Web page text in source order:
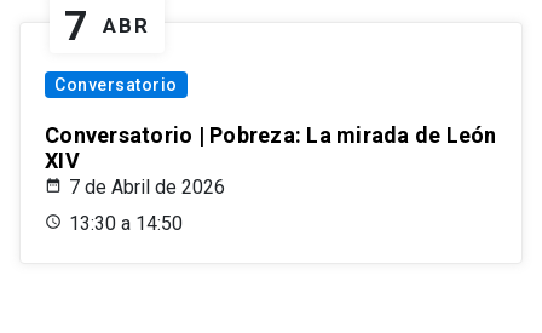
7 ABR
Conversatorio
Conversatorio | Pobreza: La mirada de León
XIV
7 de Abril de 2026
13:30 a 14:50